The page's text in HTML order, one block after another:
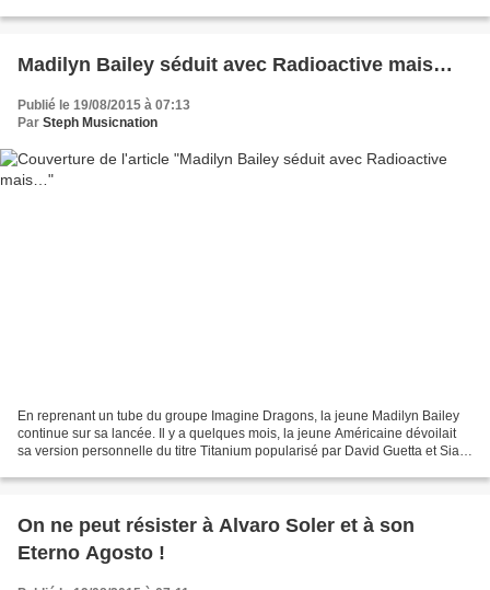
Madilyn Bailey séduit avec Radioactive mais…
Publié le 19/08/2015 à 07:13
Par Steph Musicnation
En reprenant un tube du groupe Imagine Dragons, la jeune Madilyn Bailey
continue sur sa lancée. Il y a quelques mois, la jeune Américaine dévoilait
sa version personnelle du titre Titanium popularisé par David Guetta et Sia.
On ne peut résister à Alvaro Soler et à son
Eterno Agosto !